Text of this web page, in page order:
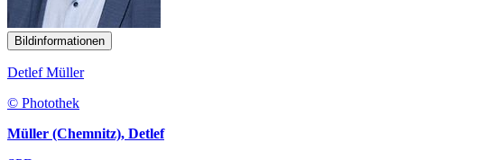
Bildinformationen
Detlef Müller
© Photothek
Müller (Chemnitz), Detlef